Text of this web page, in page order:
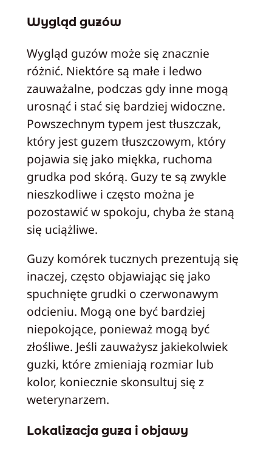
Wygląd guzów
Wygląd guzów może się znacznie
różnić. Niektóre są małe i ledwo
zauważalne, podczas gdy inne mogą
urosnąć i stać się bardziej widoczne.
Powszechnym typem jest tłuszczak,
który jest guzem tłuszczowym, który
pojawia się jako miękka, ruchoma
grudka pod skórą. Guzy te są zwykle
nieszkodliwe i często można je
pozostawić w spokoju, chyba że staną
się uciążliwe.
Guzy komórek tucznych prezentują się
inaczej, często objawiając się jako
spuchnięte grudki o czerwonawym
odcieniu. Mogą one być bardziej
niepokojące, ponieważ mogą być
złośliwe. Jeśli zauważysz jakiekolwiek
guzki, które zmieniają rozmiar lub
kolor, koniecznie skonsultuj się z
weterynarzem.
Lokalizacja guza i objawy